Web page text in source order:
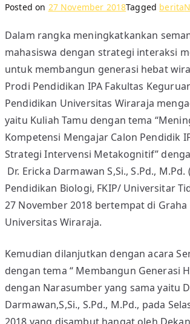
Posted on 27 November 2018Tagged berita
Dalam rangka meningkatkankan
mahasiswa dengan strategi interaksi
untuk membangun generasi hebat
Prodi Pendidikan IPA Fakultas
Pendidikan Universitas Wiraraja
yaitu Kuliah Tamu dengan tema
Kompetensi Mengajar Calon Pendidik
Strategi Intervensi Metakognitif”
Dr. Ericka Darmawan S,Si., S.Pd., M.Pd.
Pendidikan Biologi, FKIP/ Universitar
27 November 2018 bertempat di
Universitas Wiraraja.
Kemudian dilanjutkan dengan acara
dengan tema “ Membangun Generasi
dengan Narasumber yang sama yaitu
Darmawan,S,Si., S.Pd., M.Pd., pada